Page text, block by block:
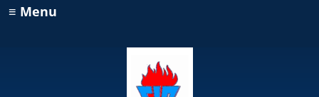
≡ Menu